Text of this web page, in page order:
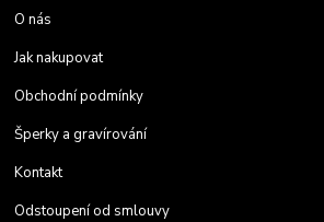
O nás
Jak nakupovat
Obchodní podmínky
Šperky a gravírování
Kontakt
Odstoupení od smlouvy